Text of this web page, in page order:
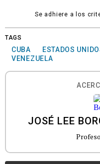
Se adhiere a los
TAGS
CUBA ESTADOS
VENEZUELA
JOSÉ LEE